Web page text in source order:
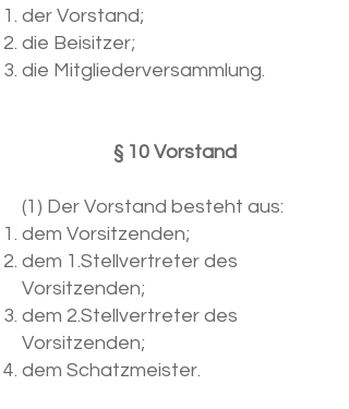
der Vorstand;
die Beisitzer;
die Mitgliederversammlung.
§ 10 Vorstand
(1) Der Vorstand besteht aus:
dem Vorsitzenden;
dem 1.Stellvertreter des
Vorsitzenden;
dem 2.Stellvertreter des
Vorsitzenden;
dem Schatzmeister.